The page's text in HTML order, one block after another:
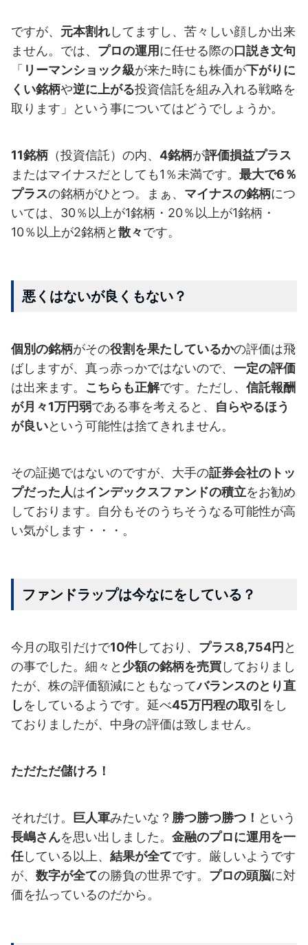
ですが、 元本割れしてますし、苦々しい顔しか出来
ません。では、 プロの運用に任せる際の口説き文句
「 リーマンショック級が来た時にも株価が下がりに
くい銘柄や逆に上がる投資信託を組み入れる戦略を
取ります」という事についてはどうでしょうか。
11銘柄 （投資信託）の内、 4銘柄が評価損益プラス
またはマイナスだとしても1％未満です。 最大で6％
プラスの銘柄がひとつ。まぁ、 マイナスの銘柄につ
いては、30％以上が1銘柄・20％以上が1銘柄・
10％以上が2銘柄と散々です。
悪くはないが良くもない？
個別の銘柄がその役割を果たしているかの評価は飛
ばしますが、真っ赤っかではないので、 一定の評価
は出来ます。 こちらも正解です。ただし、 信託報酬
が月々1万円弱である事を考えると、 自らやるほう
が良いという可能性は捨てきれません。
その証拠ではないのですが、大手の証券会社のトッ
プだった人はインデックスファンドの積立をお勧め
しております。自分もそのうちそうなる可能性が高
い気がします・・・。
ファンドラップは今なにをしている？
今月の取引だけで10件しており、 プラス8,754円 と
の事でした。細々と 少額の銘柄を売買しておりまし
たが、株の評価額減にともなってバランスのとり直
しをしているようです。延べ45万円程の取引 をし
ておりましたが、中身の評価は致しません。
ただただ儲けろ！
それだけ。 巨人軍みたいな？ 勝つ勝つ勝つ！ という
長嶋さんを思い出しました。 金融のプロに運用を一
任している以上、 結果が全てです。厳しいようです
が、 数字が全ての勝負の世界です。 プロの頭脳に対
価を払っているのだから。